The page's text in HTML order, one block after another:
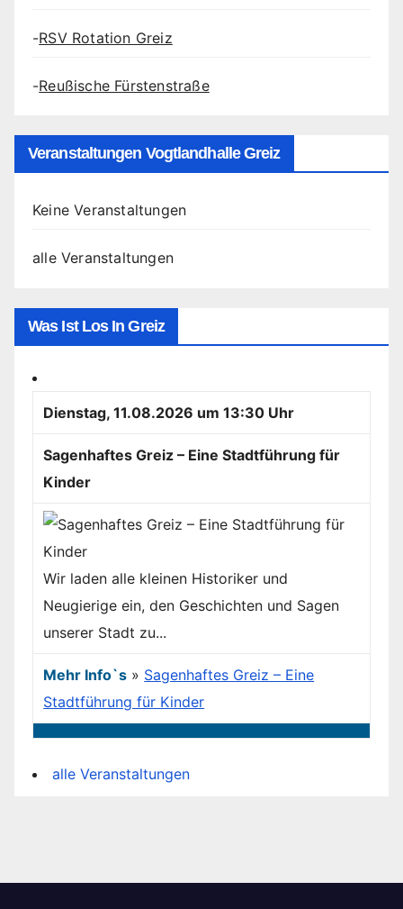
-RSV Rotation Greiz
-Reußische Fürstenstraße
Veranstaltungen Vogtlandhalle Greiz
Keine Veranstaltungen
alle Veranstaltungen
Was Ist Los In Greiz
Dienstag, 11.08.2026 um 13:30 Uhr
Sagenhaftes Greiz – Eine Stadtführung für
Kinder
Wir laden alle kleinen Historiker und
Neugierige ein, den Geschichten und Sagen
unserer Stadt zu...
Mehr Info`s » Sagenhaftes Greiz – Eine
Stadtführung für Kinder
alle Veranstaltungen